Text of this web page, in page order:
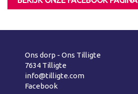
Ons dorp - Ons Tilligte
7634 Tilligte
info@tilligte.com
Facebook